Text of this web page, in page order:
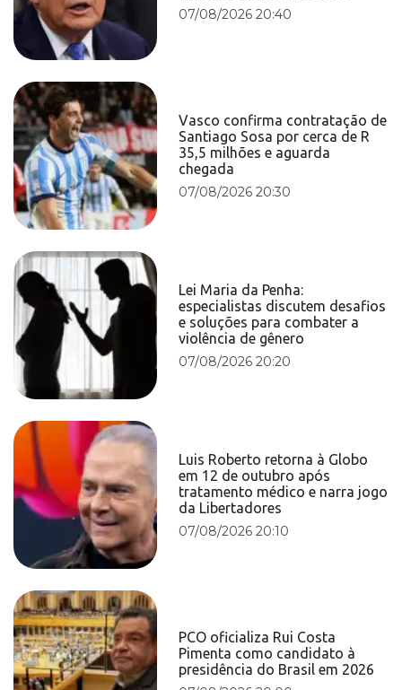
07/08/2026 20:40
Vasco confirma contratação de
Santiago Sosa por cerca de R
35,5 milhões e aguarda
chegada
07/08/2026 20:30
Lei Maria da Penha:
especialistas discutem desafios
e soluções para combater a
violência de gênero
07/08/2026 20:20
Luis Roberto retorna à Globo
em 12 de outubro após
tratamento médico e narra jogo
da Libertadores
07/08/2026 20:10
PCO oficializa Rui Costa
Pimenta como candidato à
presidência do Brasil em 2026